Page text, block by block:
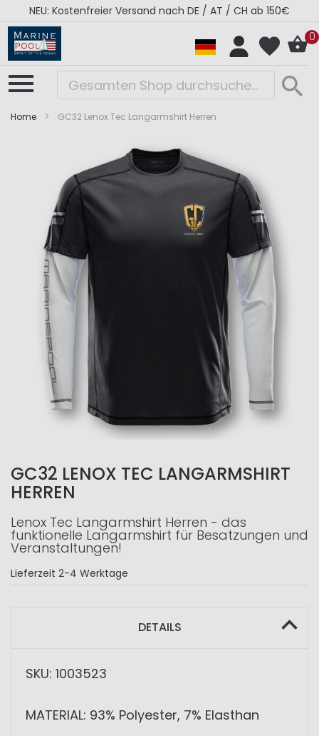
NEU: Kostenfreier Versand nach DE / AT / CH ab 150€
0
Home GC32 Lenox Tec Langarmshirt Herren
Bildergalerie
springen
Bildergalerie
springen
GC32 LENOX TEC LANGARMSHIRT
HERREN
Lenox Tec Langarmshirt Herren - das
funktionelle Langarmshirt für Besatzungen und
Veranstaltungen!
Lieferzeit 2-4 Werktage
DETAILS
SKU: 1003523
MATERIAL: 93% Polyester, 7% Elasthan